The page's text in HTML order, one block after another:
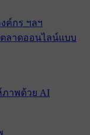
ค์กร ฯลฯ